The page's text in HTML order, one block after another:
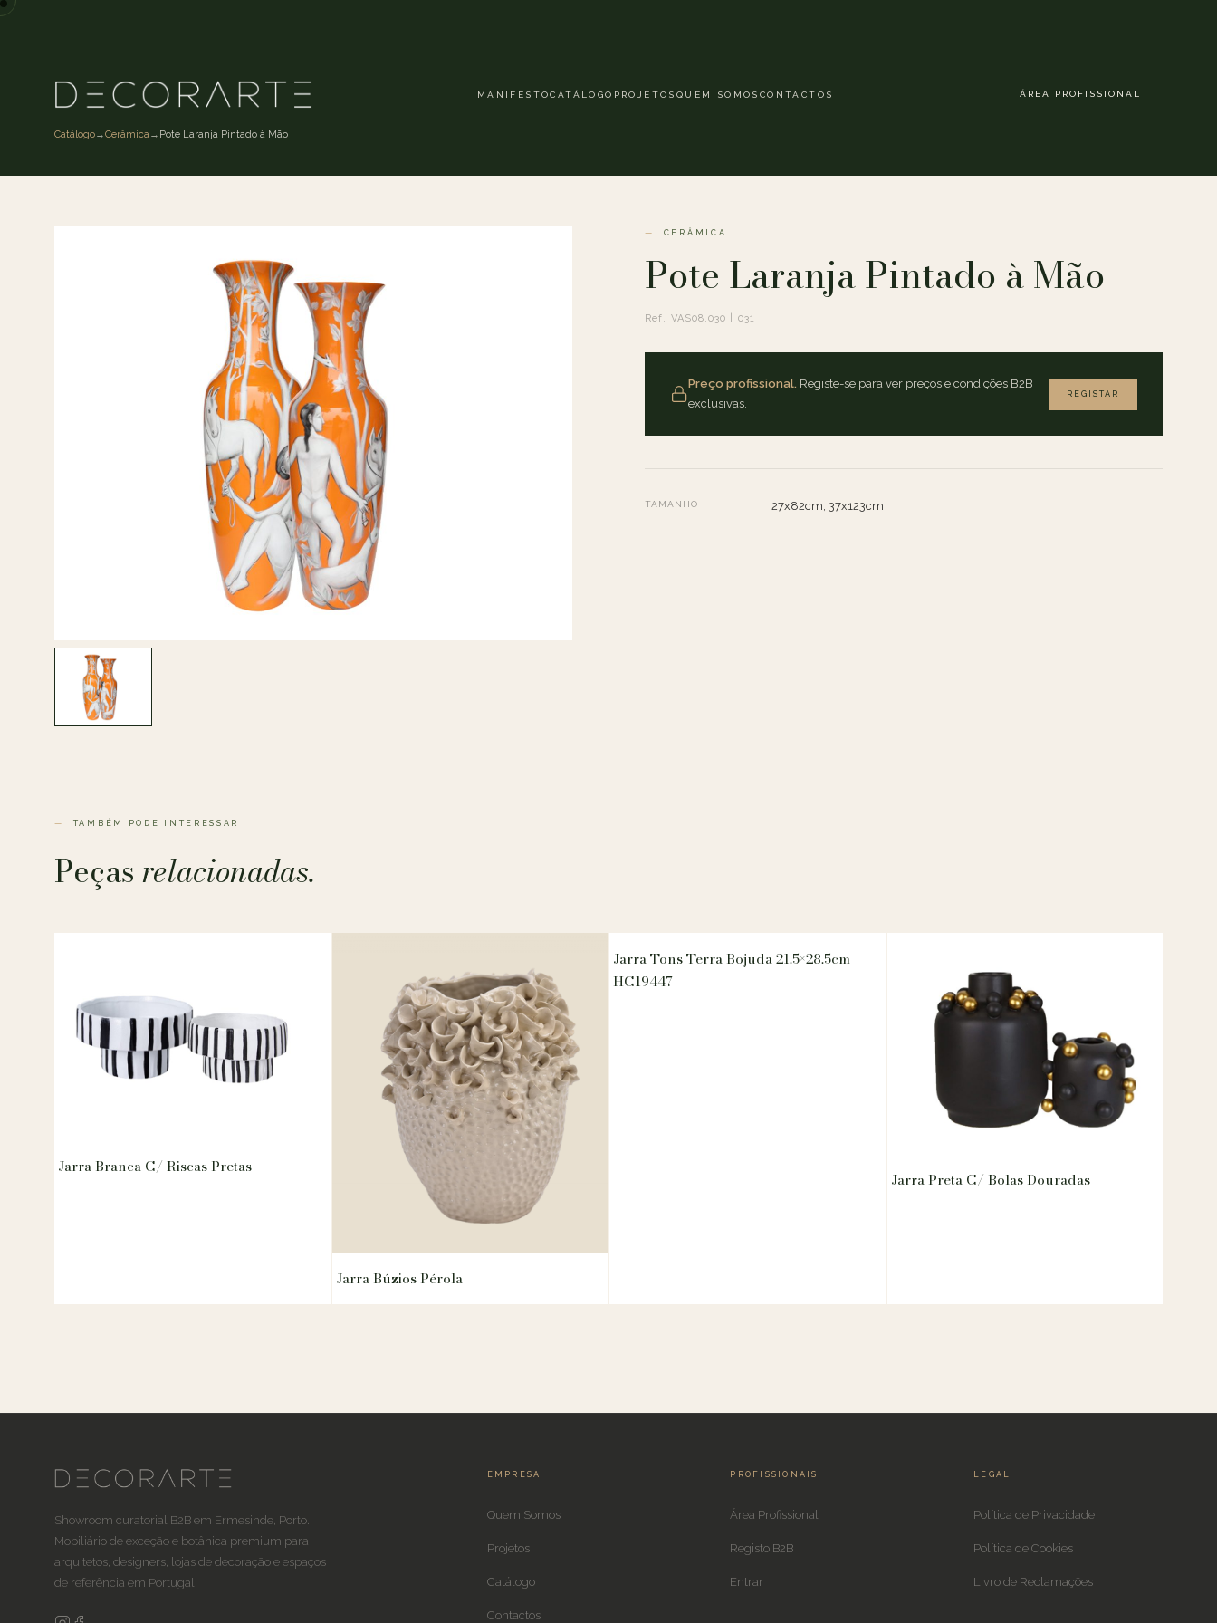
MANIFESTOCATÁLOGO PROJETOS QUEM SOMOS CONTACTOS ÁREA PROFISSIONAL
Catálogo→Cerâmica→ Pote Laranja Pintado à Mão
CERÂMICA
Pote Laranja Pintado à Mão
Ref. VAS08.030 | 031
Preço profissional. Registe-se para ver preços e condições B2B
exclusivas.
REGISTAR
TAMANHO 27x82cm, 37x123cm
TAMBÉM PODE INTERESSAR
Peçasrelacionadas.
Jarra Branca C/ Riscas Pretas
Jarra Búzios Pérola
Jarra Tons Terra Bojuda 21.5×28.5cm
HC19447
Jarra Preta C/ Bolas Douradas
Showroom curatorial B2B em Ermesinde, Porto.
Mobiliário de exceção e botânica premium para
arquitetos, designers, lojas de decoração e espaços
de referência em Portugal.
EMPRESA
Quem Somos
Projetos
Catálogo
Contactos
PROFISSIONAIS
Área Profissional
Registo B2B
Entrar
LEGAL
Política de Privacidade
Política de Cookies
Livro de Reclamações